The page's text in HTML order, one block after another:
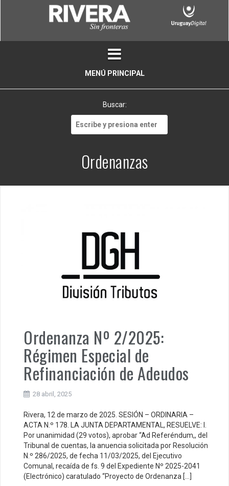
MENÚ PRINCIPAL
Buscar:
Ordenanzas
Ordenanza Nº 2/2025:
Régimen Especial de
Refinanciación de Adeudos
28 abril, 2025
Rivera, 12 de marzo de 2025. SESIÓN – ORDINARIA –
ACTA N.º 178. LA JUNTA DEPARTAMENTAL, RESUELVE: l.
Por unanimidad (29 votos), aprobar “Ad Referéndum,, del
Tribunal de cuentas, la anuencia solicitada por Resolución
N.º 286/2025, de fecha 11/03/2025, del Ejecutivo
Comunal, recaída de fs. 9 del Expediente Nº 2025-2041
(Electrónico) caratulado “Proyecto de Ordenanza […]